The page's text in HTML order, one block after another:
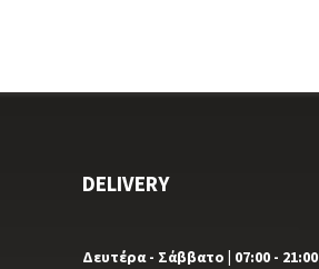
DELIVERY
Δευτέρα - Σάββατο | 07:00 - 21:00